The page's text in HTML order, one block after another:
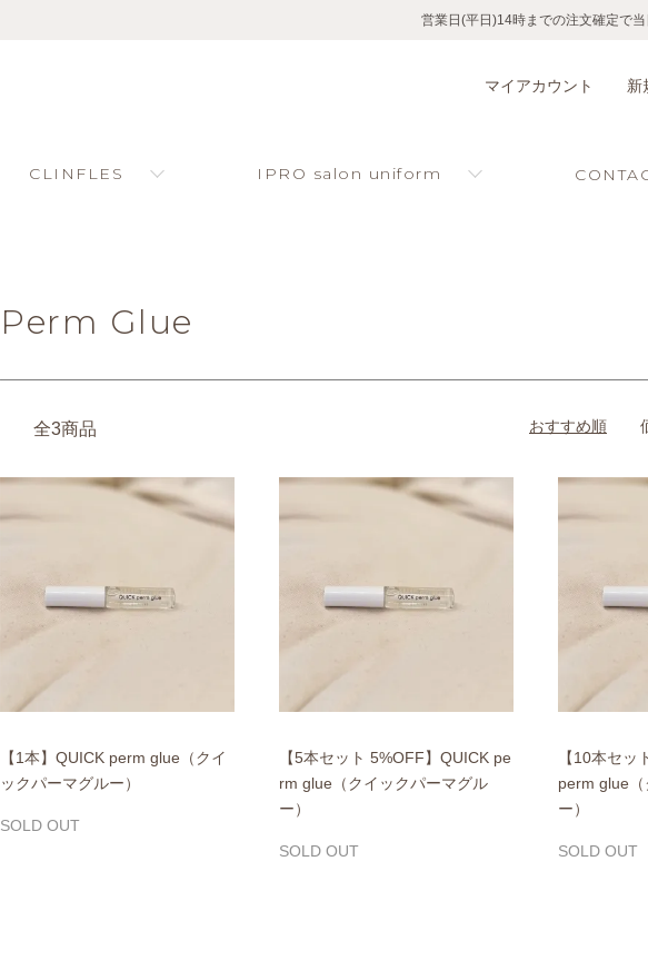
営業日(平日)14時までの注文確定で当
CLINFLES IPRO salon uniform
マイアカウント 新
Perm Glue
全3商品 おすすめ順
【1本】QUICK perm glue（クイ
ックパーマグルー）
SOLD OUT
【5本セット 5%OFF】QUICK pe
rm glue（クイックパーマグル
ー）
SOLD OUT
【10本セッ
perm glue
ー）
SOLD OUT